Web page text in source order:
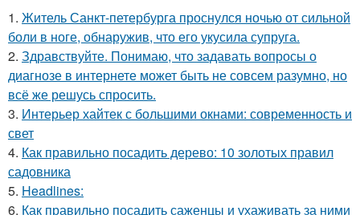
1. Житель Санкт-петербурга проснулся ночью от сильной
боли в ноге, обнаружив, что его укусила супруга.
2. Здравствуйте. Понимаю, что задавать вопросы о
диагнозе в интернете может быть не совсем разумно, но
всё же решусь спросить.
3. Интерьер хайтек с большими окнами: современность и
свет
4. Как правильно посадить дерево: 10 золотых правил
садовника
5. Headlines:
6. Как правильно посадить саженцы и ухаживать за ними